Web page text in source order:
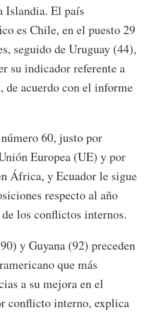
Islandia. El país
es Chile, en el puesto 29
seguido de Uruguay (44),
su indicador referente a
de acuerdo con el informe
60, justo por
Europea (UE) y por
África, y Ecuador le sigue
respecto al año
los conflictos internos.
y Guyana (92) preceden
que más
a su mejora en el
conflicto interno, explica